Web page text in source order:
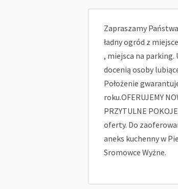
Zapraszamy
ładny ogród z
, miejsca na parking.
docenią osoby
Położenie
roku.OFERUJEMY
PRZYTULNE
oferty. Do
aneks kuchenny w
Sromowce Wyżne.